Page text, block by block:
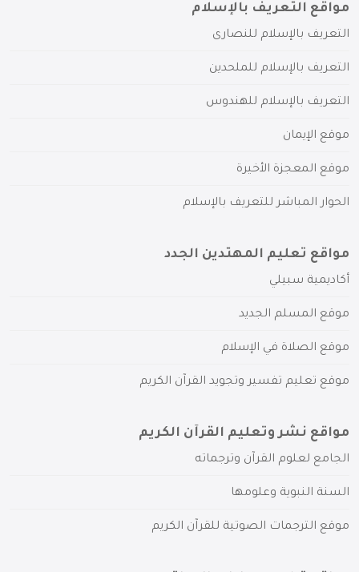
مواقع التعريف بالإسلام
التعريف بالإسلام للنصارى
التعريف بالإسلام للملحدين
التعريف بالإسلام للهندوس
موقع الإيمان
موقع المعجزة الأخيرة
الحوار المباشر للتعريف بالإسلام
مواقع تعليم المهتدين الجدد
أكاديمية سبيلي
موقع المسلم الجديد
موقع الصلاة في الإسلام
موقع تعليم تفسير وتجويد القرآن الكريم
مواقع نشر وتعليم القرآن الكريم
الجامع لعلوم القرآن وترجماته
السنة النبوية وعلومها
موقع الترجمات الصوتية للقرآن الكريم